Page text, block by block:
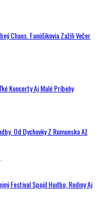
Chaos. Fanúšikovia Zažili Večer
Koncerty Aj Malé Príbehy
Od Dychovky Z Rumunska Až
Festival Spojil Hudbu, Rodiny Aj